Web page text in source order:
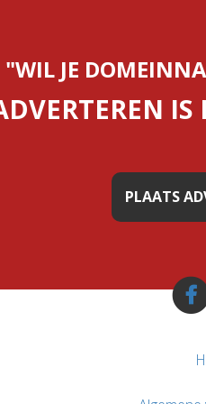
"WIL JE
IS
PLAATS